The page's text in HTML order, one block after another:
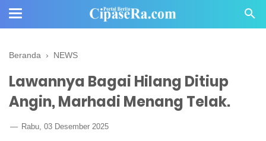
Beranda › NEWS
Lawannya Bagai Hilang Ditiup
Angin, Marhadi Menang Telak.
Rabu, 03 Desember 2025